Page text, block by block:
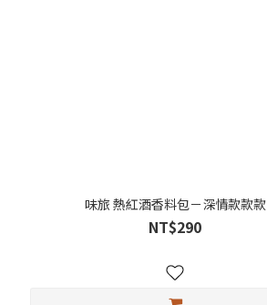
味旅 熱紅酒香料包－深情款款款
NT$290